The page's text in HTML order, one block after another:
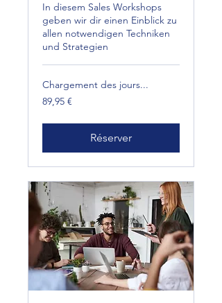
In diesem Sales Workshops
geben wir dir einen Einblick zu
allen notwendigen Techniken
und Strategien
Chargement des jours...
89,95
euros
89,95 €
Réserver